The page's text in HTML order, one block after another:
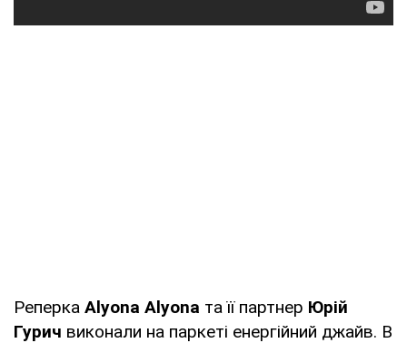
Реперка Alyona Alyona та її партнер Юрій
Гурич виконали на паркеті енергійний джайв. В